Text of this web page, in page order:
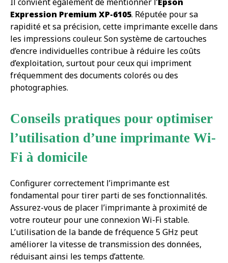
Expression Premium XP-6105. Réputée pour sa
rapidité et sa précision, cette imprimante excelle dans
les impressions couleur. Son système de cartouches
d’encre individuelles contribue à réduire les coûts
d’exploitation, surtout pour ceux qui impriment
fréquemment des documents colorés ou des
photographies.
Conseils pratiques pour optimiser
l’utilisation d’une imprimante Wi-
Fi à domicile
Configurer correctement l’imprimante est
fondamental pour tirer parti de ses fonctionnalités.
Assurez-vous de placer l’imprimante à proximité de
votre routeur pour une connexion Wi-Fi stable.
L’utilisation de la bande de fréquence 5 GHz peut
améliorer la vitesse de transmission des données,
réduisant ainsi les temps d’attente.